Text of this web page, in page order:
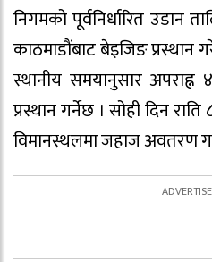
निगमको पूर्वनिर्धारित उडान
काठमाडाैंबाट बेइजिङ
स्थानीय समयानुसार अपराह्न
प्रस्थान गर्नेछ । सोही दिन राति
विमानस्थलमा जहाज अवतरण